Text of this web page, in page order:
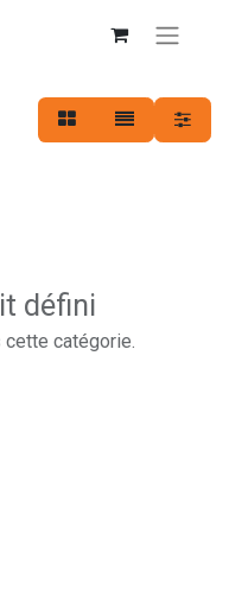
défini
catégorie.